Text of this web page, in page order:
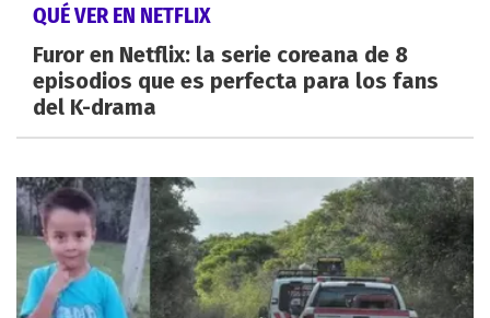
QUÉ VER EN NETFLIX
Furor en Netflix: la serie coreana de 8
episodios que es perfecta para los fans
del K-drama